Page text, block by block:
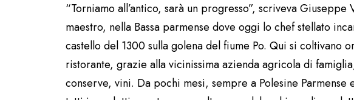
“Torniamo all’antico, sarà un progresso”, scriveva
maestro, nella Bassa parmense dove oggi lo chef stellato
castello del 1300 sulla golena del fiume Po. Qui si
ristorante, grazie alla vicinissima azienda agricola di
conserve, vini. Da pochi mesi, sempre a Polesine